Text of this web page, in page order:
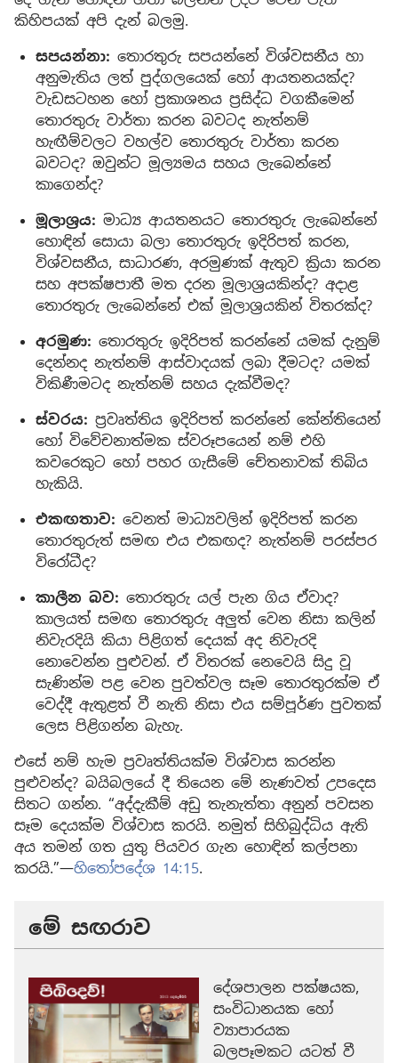
කිහිපයක් අපි දැන් බලමු.
සපයන්නා: තොරතුරු සපයන්නේ විශ්වසනීය හා
අනුමැතිය ලත් පුද්ගලයෙක් හෝ ආයතනයක්ද?
වැඩසටහන හෝ ප්‍රකාශනය ප්‍රසිද්ධ වගකීමෙන්
තොරතුරු වාර්තා කරන බවටද නැත්නම්
හැඟීම්වලට වහල්ව තොරතුරු වාර්තා කරන
බවටද? ඔවුන්ට මූල්‍යමය සහය ලැබෙන්නේ
කාගෙන්ද?
මූලාශ්‍රය: මාධ්‍ය ආයතනයට තොරතුරු ලැබෙන්නේ
හොඳින් සොයා බලා තොරතුරු ඉදිරිපත් කරන,
විශ්වසනීය, සාධාරණ, අරමුණක් ඇතුව ක්‍රියා කරන
සහ අපක්ෂපාතී මත දරන මූලාශ්‍රයකින්ද? අදාළ
තොරතුරු ලැබෙන්නේ එක් මූලාශ්‍රයකින් විතරක්ද?
අරමුණ: තොරතුරු ඉදිරිපත් කරන්නේ යමක් දැනුම්
දෙන්නද නැත්නම් ආස්වාදයක් ලබා දීමටද? යමක්
විකිණීමටද නැත්නම් සහය දැක්වීමද?
ස්වරය: ප්‍රවෘත්තිය ඉදිරිපත් කරන්නේ කේන්තියෙන්
හෝ විවේචනාත්මක ස්වරූපයෙන් නම් එහි
කවරෙකුට හෝ පහර ගැසීමේ චේතනාවක් තිබිය
හැකියි.
එකඟතාව: වෙනත් මාධ්‍යවලින් ඉදිරිපත් කරන
තොරතුරුත් සමඟ එය එකඟද? නැත්නම් පරස්පර
විරෝධීද?
කාලීන බව: තොරතුරු යල් පැන ගිය ඒවාද?
කාලයත් සමඟ තොරතුරු අලුත් වෙන නිසා කලින්
නිවැරදියි කියා පිළිගත් දෙයක් අද නිවැරදි
නොවෙන්න පුළුවන්. ඒ විතරක් නෙවෙයි සිදු වූ
සැණින්ම පළ වෙන පුවත්වල සෑම තොරතුරක්ම ඒ
වෙද්දී ඇතුළත් වී නැති නිසා එය සම්පූර්ණ පුවතක්
ලෙස පිළිගන්න බැහැ.
එසේ නම් හැම ප්‍රවෘත්තියක්ම විශ්වාස කරන්න
පුළුවන්ද? බයිබලයේ දී තියෙන මේ නැණවත් උපදෙස
සිතට ගන්න. “අද්දැකීම් අඩු තැනැත්තා අනුන් පවසන
සෑම දෙයක්ම විශ්වාස කරයි. නමුත් සිහිබුද්ධිය ඇති
අය තමන් ගත යුතු පියවර ගැන හොඳින් කල්පනා
කරයි.”—හිතෝපදේශ 14:15.
මේ සඟරාව
දේශපාලන පක්ෂයක,
සංවිධානයක හෝ
ව්‍යාපාරයක
බලපෑමකට යටත් වී